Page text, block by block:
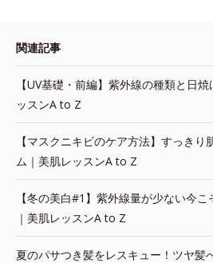
関連記事
【UV基礎・前編】紫外線の種類と日
ッスンA to Z
【マスクニキビのケア方法】すっき
ム｜美肌レッスンA to Z
【冬の美白#1】紫外線量が少ない今こ
｜美肌レッスンA to Z
夏のパサつき髪をレスキュー！ツヤ髪